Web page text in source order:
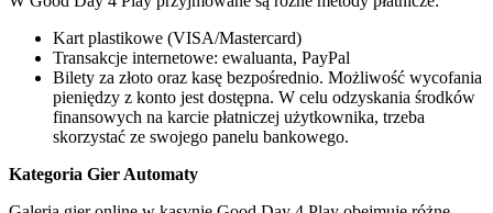
Kart plastikowe (VISA/Mastercard)
Transakcje internetowe: ewaluanta, PayPal
Bilety za złoto oraz kasę bezpośrednio. Możliwość wycofania
pieniędzy z konto jest dostępna. W celu odzyskania środków
finansowych na karcie płatniczej użytkownika, trzeba
skorzystać ze swojego panelu bankowego.
Kategoria Gier Automaty